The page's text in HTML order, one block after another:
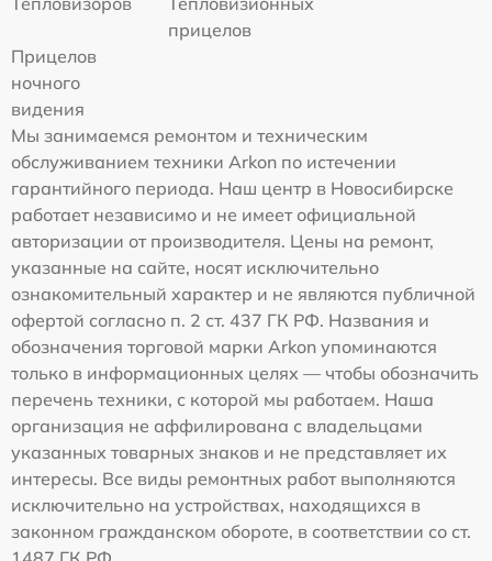
прицелов
Прицелов
ночного
видения
Мы занимаемся ремонтом и техническим
обслуживанием техники Arkon по истечении
гарантийного периода. Наш центр в Новосибирске
работает независимо и не имеет официальной
авторизации от производителя. Цены на ремонт,
указанные на сайте, носят исключительно
ознакомительный характер и не являются публичной
офертой согласно п. 2 ст. 437 ГК РФ. Названия и
обозначения торговой марки Arkon упоминаются
только в информационных целях — чтобы обозначить
перечень техники, с которой мы работаем. Наша
организация не аффилирована с владельцами
указанных товарных знаков и не представляет их
интересы. Все виды ремонтных работ выполняются
исключительно на устройствах, находящихся в
законном гражданском обороте, в соответствии со ст.